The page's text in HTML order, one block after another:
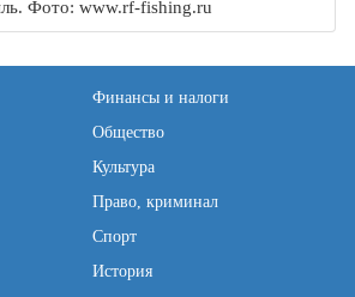
Фото: www.rf-fishing.ru
Финансы и налоги
Общество
Культура
Право, криминал
Спорт
История